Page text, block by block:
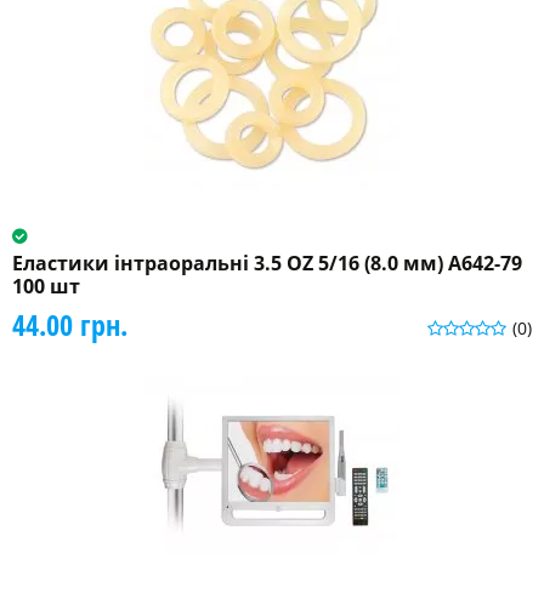
Еластики інтраоральні 3.5 OZ 5/16 (8.0 мм) A642-79
100 шт
(0)
44.00 грн.